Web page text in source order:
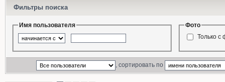
Фильтры поиска
Имя пользователя
Фото
Только с
, сортировать по